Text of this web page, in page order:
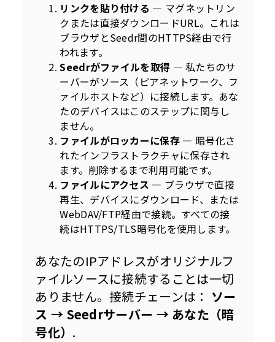
リンクを貼り付ける — マグネットリン
クまたは直接ダウンロードURL。これは
ブラウザとSeedr間のHTTPS経由で行
われます。
Seedrがファイルを取得 — 私たちのサ
ーバーがソース（ピアネットワーク、フ
ァイルホストなど）に接続します。あな
たのデバイスはこのステップに関与し
ません。
ファイルがロッカーに保存 — 暗号化さ
れたインフラストラクチャに保存され
ます。削除するまで利用可能です。
ファイルにアクセス — ブラウザで直接
再生、デバイスにダウンロード、または
WebDAV/FTP経由で接続。すべての接
続はHTTPS/TLS暗号化を使用します。
あなたのIPアドレスがオリジナルフ
ァイルソースに接続することは一切
ありません。接続チェーンは： ソー
ス → Seedrサーバー → あなた（暗
号化） .